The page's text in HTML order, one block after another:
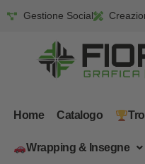
Gestione Social
Home Catalogo
Wrapping & Insegne